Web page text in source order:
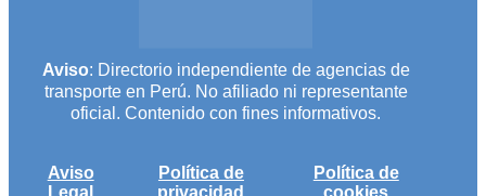
Aviso: Directorio independiente de agencias de
transporte en Perú. No afiliado ni representante
oficial. Contenido con fines informativos.
Aviso
Legal
Política de
privacidad
Política de
cookies